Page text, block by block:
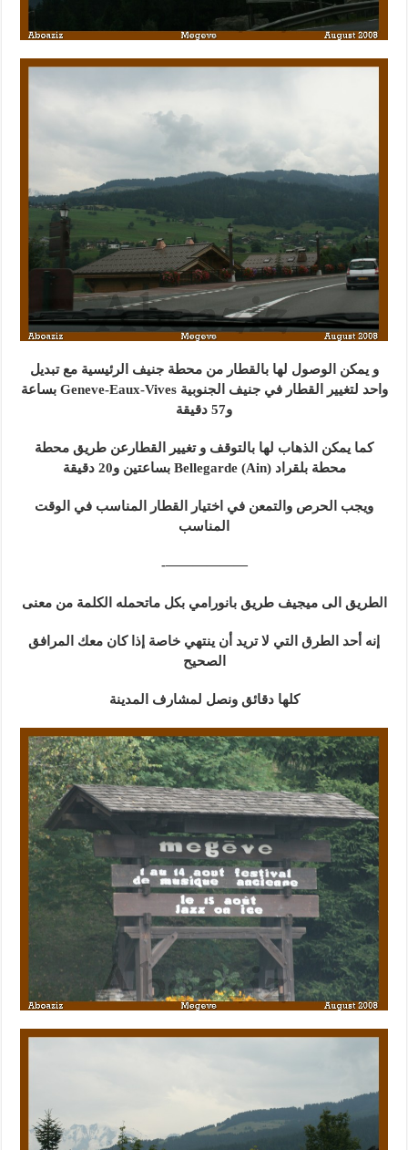
و يمكن الوصول لها بالقطار من محطة جنيف الرئيسية مع تبديل
واحد لتغيير القطار في جنيف الجنوبية Geneve-Eaux-Vives بساعة
و57 دقيقة
كما يمكن الذهاب لها بالتوقف و تغيير القطارعن طريق محطة
محطة بلقراد (Bellegarde (Ain بساعتين و20 دقيقة
ويجب الحرص والتمعن في اختيار القطار المناسب في الوقت
المناسب
——————-
الطريق الى ميجيف طريق بانورامي بكل ماتحمله الكلمة من معنى
إنه أحد الطرق التي لا تريد أن ينتهي خاصة إذا كان معك المرافق
الصحيح
كلها دقائق ونصل لمشارف المدينة